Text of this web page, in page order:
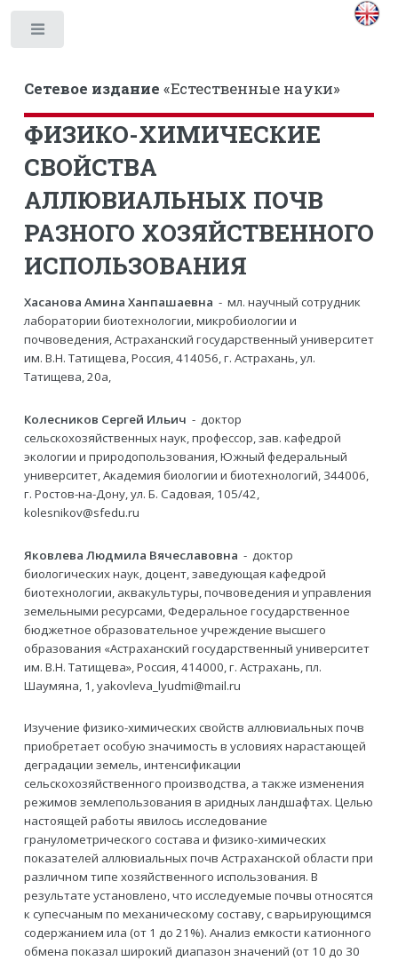
Сетевое издание «Естественные науки»
ФИЗИКО-ХИМИЧЕСКИЕ
СВОЙСТВА
АЛЛЮВИАЛЬНЫХ ПОЧВ
РАЗНОГО ХОЗЯЙСТВЕННОГО
ИСПОЛЬЗОВАНИЯ
Хасанова Амина Ханпашаевна - мл. научный сотрудник
лаборатории биотехнологии, микробиологии и
почвоведения, Астраханский государственный университет
им. В.Н. Татищева, Россия, 414056, г. Астрахань, ул.
Татищева, 20а,
Колесников Сергей Ильич - доктор
сельскохозяйственных наук, профессор, зав. кафедрой
экологии и природопользования, Южный федеральный
университет, Академия биологии и биотехнологий, 344006,
г. Ростов-на-Дону, ул. Б. Садовая, 105/42,
kolesnikov@sfedu.ru
Яковлева Людмила Вячеславовна - доктор
биологических наук, доцент, заведующая кафедрой
биотехнологии, аквакультуры, почвоведения и управления
земельными ресурсами, Федеральное государственное
бюджетное образовательное учреждение высшего
образования «Астраханский государственный университет
им. В.Н. Татищева», Россия, 414000, г. Астрахань, пл.
Шаумяна, 1, yakovleva_lyudmi@mail.ru
Изучение физико-химических свойств аллювиальных почв
приобретает особую значимость в условиях нарастающей
деградации земель, интенсификации
сельскохозяйственного производства, а также изменения
режимов землепользования в аридных ландшафтах. Целью
настоящей работы явилось исследование
гранулометрического состава и физико-химических
показателей аллювиальных почв Астраханской области при
различном типе хозяйственного использования. В
результате установлено, что исследуемые почвы относятся
к супесчаным по механическому составу, с варьирующимся
содержанием ила (от 1 до 21%). Анализ емкости катионного
обмена показал широкий диапазон значений (от 10 до 30